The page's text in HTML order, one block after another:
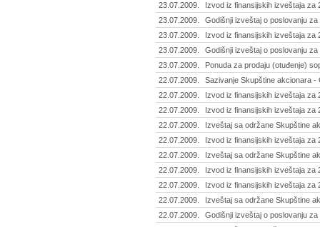
23.07.2009.
Izvod iz finansijskih izveštaja za
23.07.2009.
Godišnji izveštaj o poslovanju
23.07.2009.
Izvod iz finansijskih izveštaja za
23.07.2009.
Godišnji izveštaj o poslovanju
23.07.2009.
Ponuda za prodaju (otuđenje)
22.07.2009.
Sazivanje Skupštine akcionara
22.07.2009.
Izvod iz finansijskih izveštaja za
22.07.2009.
Izvod iz finansijskih izveštaja za
22.07.2009.
Izveštaj sa održane Skupštine
22.07.2009.
Izvod iz finansijskih izveštaja za
22.07.2009.
Izveštaj sa održane Skupštine
22.07.2009.
Izvod iz finansijskih izveštaja za
22.07.2009.
Izvod iz finansijskih izveštaja za
22.07.2009.
Izveštaj sa održane Skupštine
22.07.2009.
Godišnji izveštaj o poslovanju